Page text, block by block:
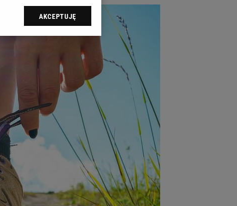
sp. z o.o., jej
danych poprzez
Zmiana ustawień
do celów identyfikacji.
pomiar reklam i treści,
AKCEPTUJĘ